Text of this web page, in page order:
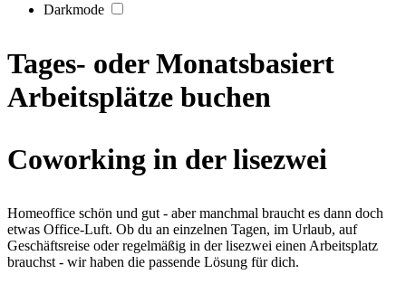
Darkmode
Tages- oder Monatsbasiert
Arbeitsplätze buchen
Coworking in der lisezwei
Homeoffice schön und gut - aber manchmal braucht es dann doch
etwas Office-Luft. Ob du an einzelnen Tagen, im Urlaub, auf
Geschäftsreise oder regelmäßig in der lisezwei einen Arbeitsplatz
brauchst - wir haben die passende Lösung für dich.